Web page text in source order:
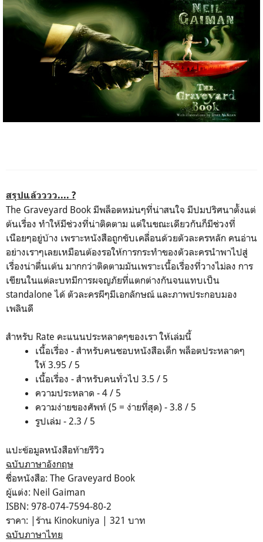
สรุปแล้วววว.... ?
The Graveyard Book มีพล็อตหม่นๆที่น่าสนใจ มีปมปริศนาตั้งแต่
ต้นเรื่อง ทำให้มีช่วงที่น่าติดตาม แต่ในขณะเดียวกันก็มีช่วงที่
เนือยๆอยู่บ้าง เพราะหนังสือถูกขับเคลื่อนด้วยตัวละครหลัก คนอ่าน
อย่างเราๆเลยเหมือนต้องรอให้การกระทำของตัวละครนำพาไปสู่
เรื่องน่าตื่นเต้น มากกว่าติดตามมันเพราะเนื้อเรื่องที่วางไม่ลง การ
เขียนในแต่ละบทมีการผจญภัยที่แตกต่างกันจนแทบเป็น
standalone ได้ ตัวละครผีๆมีเอกลักษณ์ และภาพประกอบมอง
เพลินดี
สำหรับ Rate คะแนนประหลาดๆของเรา ให้เล่มนี้
เนื้อเรื่อง - สำหรับคนชอบหนังสือเด็ก พล็อตประหลาดๆ
ให้ 3.95 / 5
เนื้อเรื่อง - สำหรับคนทั่วไป 3.5 / 5
ความประหลาด - 4 / 5
ความง่ายของศัพท์ (5 = ง่ายที่สุด) - 3.8 / 5
รูปเล่ม - 2.3 / 5
แปะข้อมูลหนังสือท้ายรีวิว
ฉบับภาษาอังกฤษ
ชื่อหนังสือ: The Graveyard Book
ผู้แต่ง: Neil Gaiman
ISBN: 978-074-7594-80-2
ราคา: |ร้าน Kinokuniya | 321 บาท
ฉบับภาษาไทย